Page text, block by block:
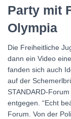
Party mit
Olympia
Die Freiheitliche
dann ein Video
fanden sich auch
auf der
STANDARD-
entgegen. “Echt
Forum. Von der